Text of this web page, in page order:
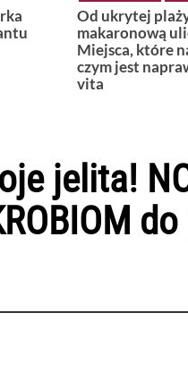
Od ukrytej
makaronową
Miejsca, które
czym jest
vita
jelita!